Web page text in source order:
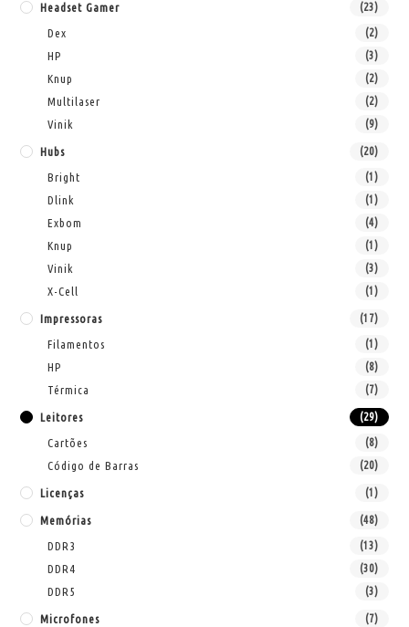
Headset Gamer (23)
Dex (2)
HP (3)
Knup (2)
Multilaser (2)
Vinik (9)
Hubs (20)
Bright (1)
Dlink (1)
Exbom (4)
Knup (1)
Vinik (3)
X-Cell (1)
Impressoras (17)
Filamentos (1)
HP (8)
Térmica (7)
Leitores (29)
Cartões (8)
Código de Barras (20)
Licenças (1)
Memórias (48)
DDR3 (13)
DDR4 (30)
DDR5 (3)
Microfones (7)